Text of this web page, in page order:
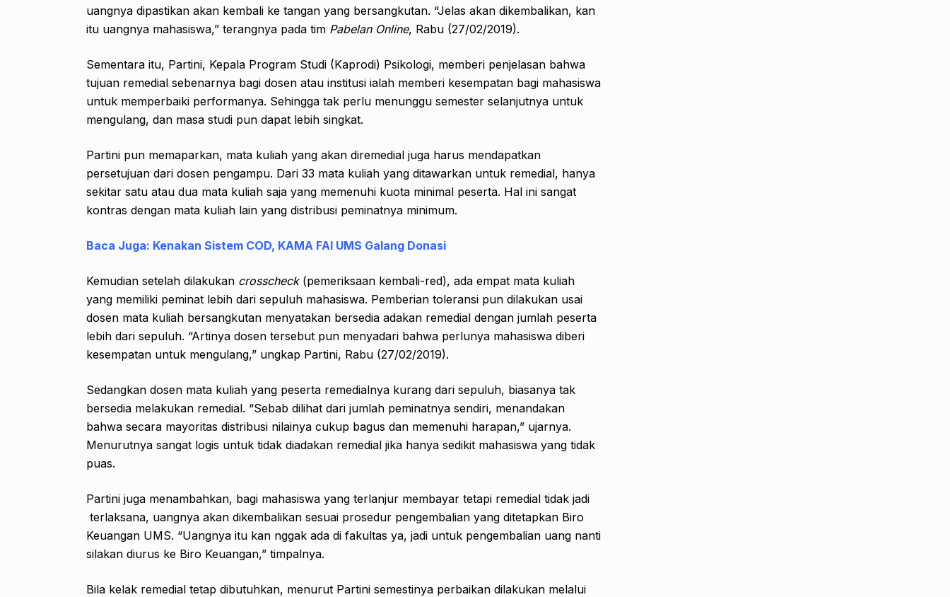
uangnya dipastikan akan kembali ke tangan yang bersangkutan. “Jelas akan dikembalikan, kan
itu uangnya mahasiswa,” terangnya pada tim Pabelan Online, Rabu (27/02/2019).
Sementara itu, Partini, Kepala Program Studi (Kaprodi) Psikologi, memberi penjelasan bahwa
tujuan remedial sebenarnya bagi dosen atau institusi ialah memberi kesempatan bagi mahasiswa
untuk memperbaiki performanya. Sehingga tak perlu menunggu semester selanjutnya untuk
mengulang, dan masa studi pun dapat lebih singkat.
Partini pun memaparkan, mata kuliah yang akan diremedial juga harus mendapatkan
persetujuan dari dosen pengampu. Dari 33 mata kuliah yang ditawarkan untuk remedial, hanya
sekitar satu atau dua mata kuliah saja yang memenuhi kuota minimal peserta. Hal ini sangat
kontras dengan mata kuliah lain yang distribusi peminatnya minimum.
Baca Juga: Kenakan Sistem COD, KAMA FAI UMS Galang Donasi
Kemudian setelah dilakukan crosscheck (pemeriksaan kembali-red), ada empat mata kuliah
yang memiliki peminat lebih dari sepuluh mahasiswa. Pemberian toleransi pun dilakukan usai
dosen mata kuliah bersangkutan menyatakan bersedia adakan remedial dengan jumlah peserta
lebih dari sepuluh. “Artinya dosen tersebut pun menyadari bahwa perlunya mahasiswa diberi
kesempatan untuk mengulang,” ungkap Partini, Rabu (27/02/2019).
Sedangkan dosen mata kuliah yang peserta remedialnya kurang dari sepuluh, biasanya tak
bersedia melakukan remedial. “Sebab dilihat dari jumlah peminatnya sendiri, menandakan
bahwa secara mayoritas distribusi nilainya cukup bagus dan memenuhi harapan,” ujarnya.
Menurutnya sangat logis untuk tidak diadakan remedial jika hanya sedikit mahasiswa yang tidak
puas.
Partini juga menambahkan, bagi mahasiswa yang terlanjur membayar tetapi remedial tidak jadi
terlaksana, uangnya akan dikembalikan sesuai prosedur pengembalian yang ditetapkan Biro
Keuangan UMS. “Uangnya itu kan nggak ada di fakultas ya, jadi untuk pengembalian uang nanti
silakan diurus ke Biro Keuangan,” timpalnya.
Bila kelak remedial tetap dibutuhkan, menurut Partini semestinya perbaikan dilakukan melalui